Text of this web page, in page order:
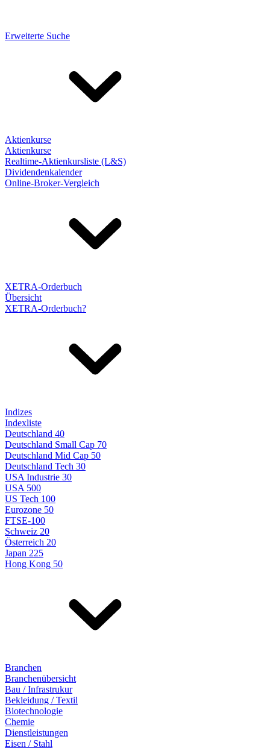
Erweiterte Suche
Aktienkurse
Aktienkurse
Realtime-Aktienkursliste (L&S)
Dividendenkalender
Online-Broker-Vergleich
XETRA-Orderbuch
Übersicht
XETRA-Orderbuch?
Indizes
Indexliste
Deutschland 40
Deutschland Small Cap 70
Deutschland Mid Cap 50
Deutschland Tech 30
USA Industrie 30
USA 500
US Tech 100
Eurozone 50
FTSE-100
Schweiz 20
Österreich 20
Japan 225
Hong Kong 50
Branchen
Branchenübersicht
Bau / Infrastrukur
Bekleidung / Textil
Biotechnologie
Chemie
Dienstleistungen
Eisen / Stahl